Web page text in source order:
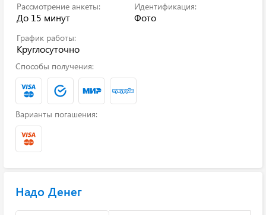
Рассмотрение анкеты:
До 15 минут
Идентификация:
Фото
График работы:
Круглосуточно
Способы получения:
Варианты погашения:
Надо Денег